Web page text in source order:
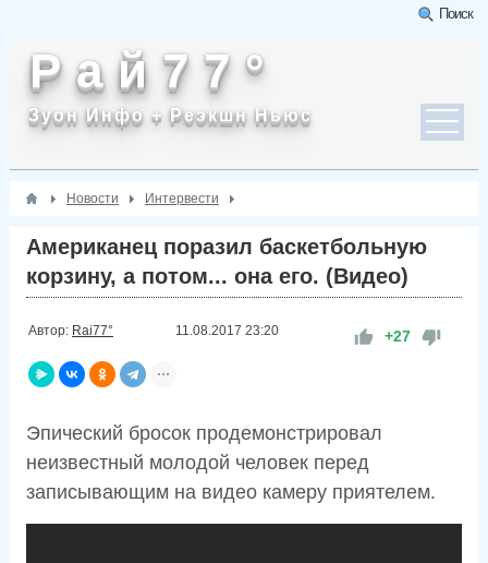
Поиск
Р а й 7 7 °
Зуон Инфо + Реэкшн Ньюс
Новости Интервести
Американец поразил баскетбольную
корзину, а потом... она его. (Видео)
Автор: Rai77° 11.08.2017 23:20 +27
Эпический бросок продемонстрировал
неизвестный молодой человек перед
записывающим на видео камеру приятелем.